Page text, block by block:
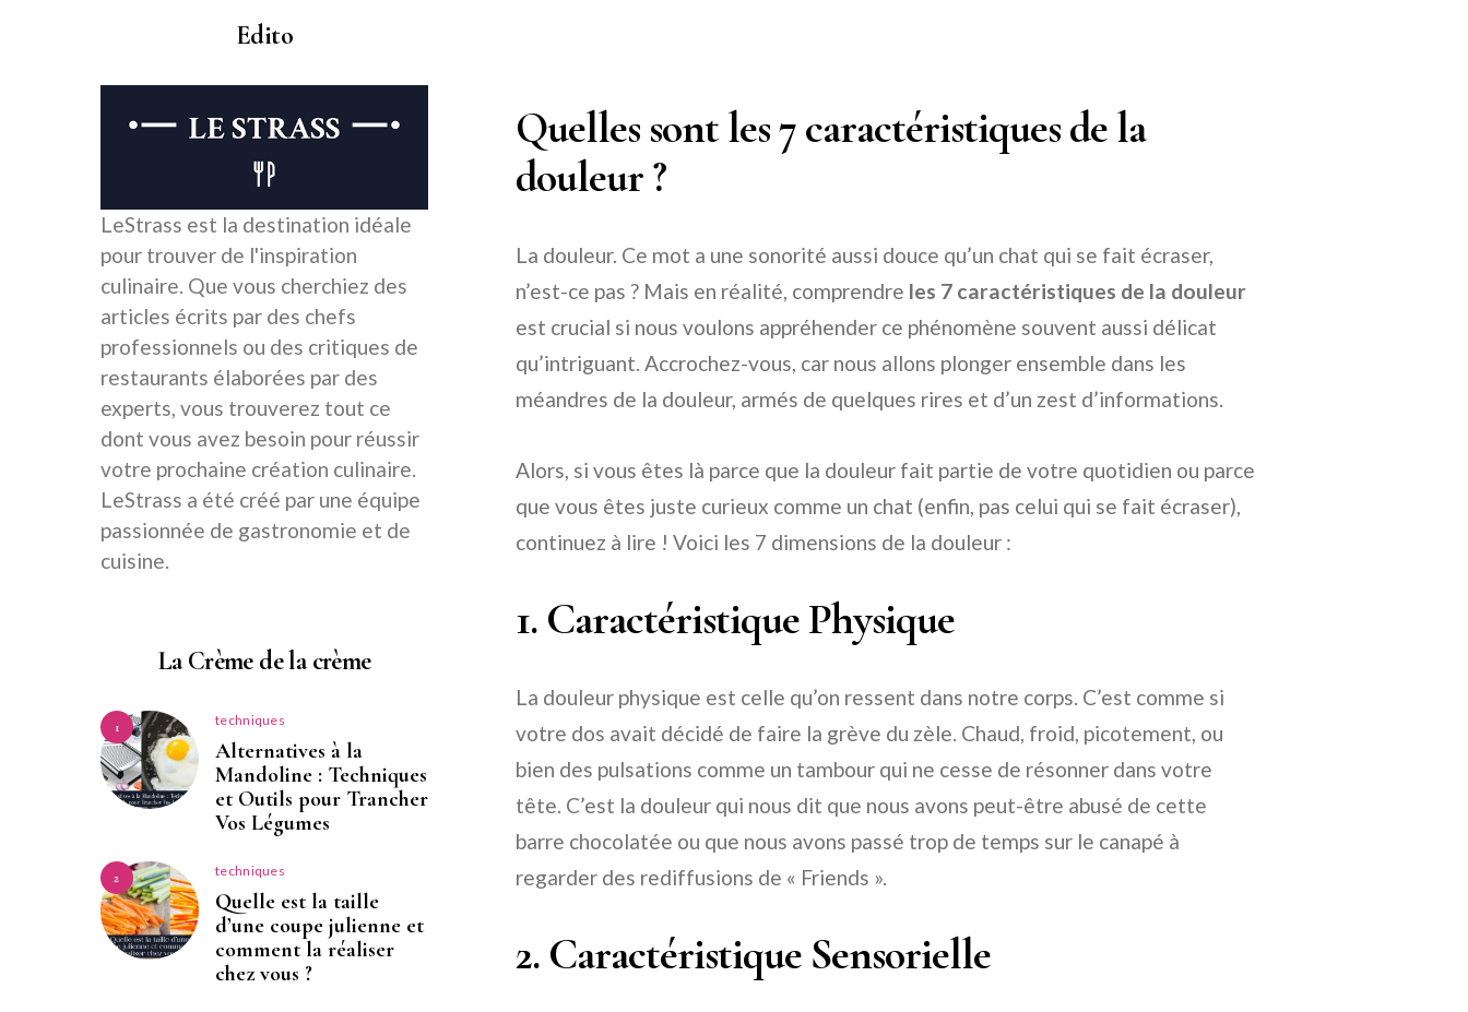
Quelles sont les 7 caractéristiques de la
douleur ?
La douleur. Ce mot a une sonorité aussi douce qu’un chat qui se fait écraser,
n’est-ce pas ? Mais en réalité, comprendre les 7 caractéristiques de la douleur
est crucial si nous voulons appréhender ce phénomène souvent aussi délicat
qu’intriguant. Accrochez-vous, car nous allons plonger ensemble dans les
méandres de la douleur, armés de quelques rires et d’un zest d’informations.
Alors, si vous êtes là parce que la douleur fait partie de votre quotidien ou parce
que vous êtes juste curieux comme un chat (enfin, pas celui qui se fait écraser),
continuez à lire ! Voici les 7 dimensions de la douleur :
1. Caractéristique Physique
La douleur physique est celle qu’on ressent dans notre corps. C’est comme si
votre dos avait décidé de faire la grève du zèle. Chaud, froid, picotement, ou
bien des pulsations comme un tambour qui ne cesse de résonner dans votre
tête. C’est la douleur qui nous dit que nous avons peut-être abusé de cette
barre chocolatée ou que nous avons passé trop de temps sur le canapé à
regarder des rediffusions de « Friends ».
2. Caractéristique Sensorielle
Edito
LeStrass est la destination idéale
pour trouver de l'inspiration
culinaire. Que vous cherchiez des
articles écrits par des chefs
professionnels ou des critiques de
restaurants élaborées par des
experts, vous trouverez tout ce
dont vous avez besoin pour réussir
votre prochaine création culinaire.
LeStrass a été créé par une équipe
passionnée de gastronomie et de
cuisine.
La Crème de la crème
1 techniques
Alternatives à la
Mandoline : Techniques
et Outils pour Trancher
Vos Légumes
2 techniques
Quelle est la taille
d’une coupe julienne et
comment la réaliser
chez vous ?